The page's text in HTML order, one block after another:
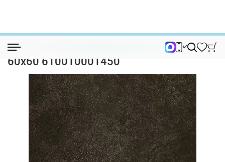
Керамогранит Керамогранит Дрифт (Drift) Dark Ret 6...
Керамогранит Дрифт (Drift) Dark Ret
60x60 610010001450